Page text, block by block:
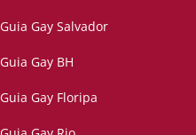
Guia Gay Salvador
Guia Gay BH
Guia Gay Floripa